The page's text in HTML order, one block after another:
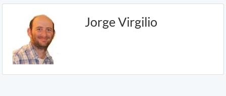
Jorge Virgilio